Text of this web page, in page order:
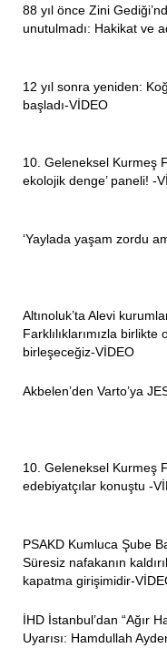
88 yıl önce Zini
unutulmadı: Hakikat ve
12 yıl sonra yeniden:
başladı-VİDEO
10. Geleneksel Kurmeş
ekolojik denge’ paneli! -
‘Yaylada yaşam zordu
Altınoluk’ta Alevi
Farklılıklarımızla
birleşeceğiz-VİDEO
Akbelen’den Varto’ya
10. Geleneksel Kurmeş
edebiyatçılar konuştu -
PSAKD Kumluca Şube
Süresiz nafakanın
kapatma girişimidir-
İHD İstanbul’dan “Ağır
Uyarısı: Hamdullah